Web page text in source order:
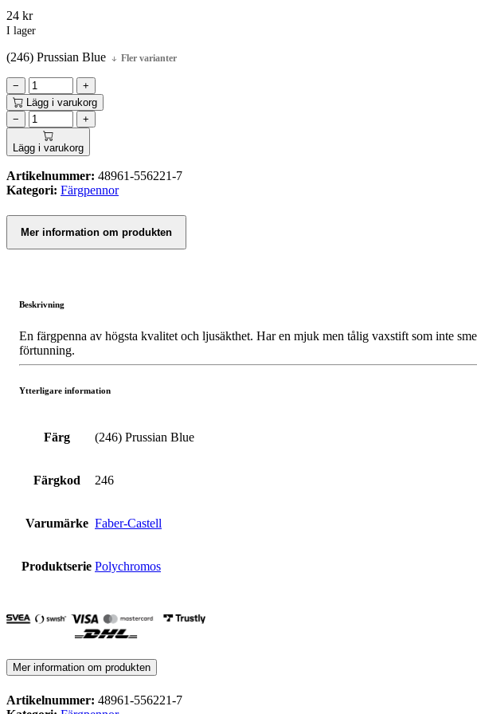
24 kr
I lager
(246) Prussian Blue Fler varianter
−
+
Lägg i varukorg
−
+
Lägg i varukorg
Artikelnummer: 48961-556221-7
Kategori: Färgpennor
Mer information om produkten
Beskrivning
En färgpenna av högsta kvalitet och ljusäkthet. Har en mjuk men tålig vaxstift som inte
förtunning.
Ytterligare information
Färg (246) Prussian Blue
Färgkod 246
Varumärke Faber-Castell
Produktserie Polychromos
Mer information om produkten
Artikelnummer: 48961-556221-7